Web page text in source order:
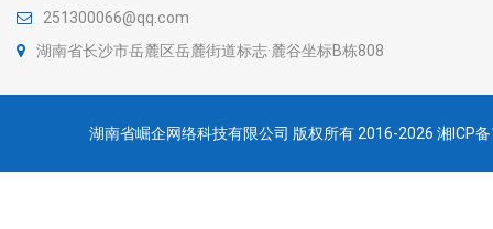
251300066@qq.com
湖南省长沙市岳麓区岳麓街道标志·麓谷坐标B栋808
湖南省崛企网络科技有限公司 版权所有 2016-2026 湘ICP